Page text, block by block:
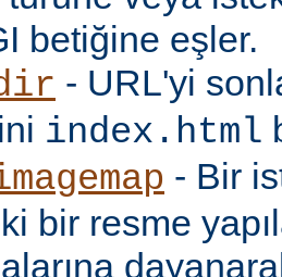
betiğine eşler.
- URL'yi
index.html
- Bir
bir resme